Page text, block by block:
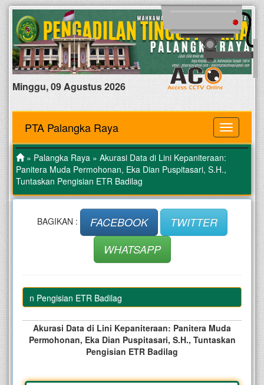
Minggu, 09 Agustus 2026
MENU
PTA Palangka Raya
» Palangka Raya » Akurasi Data di Lini Kepaniteraan:
Panitera Muda Permohonan, Eka Dian Puspitasari, S.H.,
Tuntaskan Pengisian ETR Badilag
BAGIKAN : FACEBOOK
TWITTER
WHATSAPP
Pengisian ETR Badilag
Akurasi Data di Lini Kepaniteraan: Panitera Muda
Permohonan, Eka Dian Puspitasari, S.H., Tuntaskan
Pengisian ETR Badilag